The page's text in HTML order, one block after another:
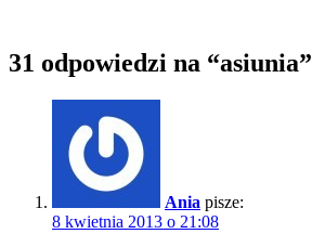
31 odpowiedzi na “asiunia”
Ania pisze:
8 kwietnia 2013 o 21:08